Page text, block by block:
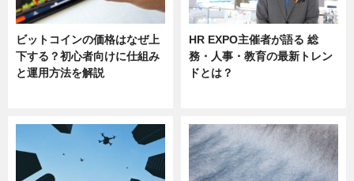
ビットコインの価格はなぜ上
下する？初心者向けに仕組み
と運用方法を解説
HR EXPO主催者が語る 総
務・人事・教育の最新トレン
ドとは？